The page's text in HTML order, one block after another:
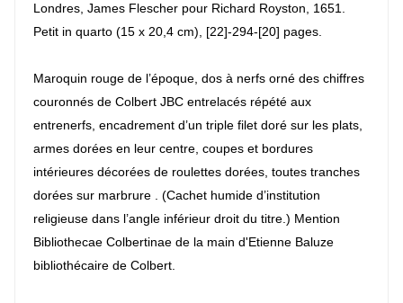
Londres, James Flescher pour Richard Royston, 1651.
Petit in quarto (15 x 20,4 cm), [22]-294-[20] pages.
Maroquin rouge de l’époque, dos à nerfs orné des chiffres
couronnés de Colbert JBC entrelacés répété aux
entrenerfs, encadrement d’un triple filet doré sur les plats,
armes dorées en leur centre, coupes et bordures
intérieures décorées de roulettes dorées, toutes tranches
dorées sur marbrure . (Cachet humide d’institution
religieuse dans l’angle inférieur droit du titre.) Mention
Bibliothecae Colbertinae de la main d'Etienne Baluze
bibliothécaire de Colbert.